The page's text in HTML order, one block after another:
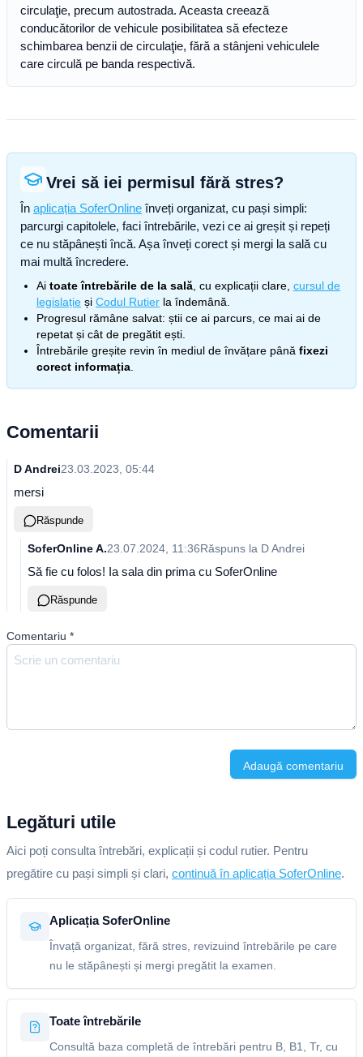
circulaţie, precum autostrada. Aceasta creează
conducătorilor de vehicule posibilitatea să efecteze
schimbarea benzii de circulaţie, fără a stânjeni vehiculele
care circulă pe banda respectivă.
Vrei să iei permisul fără stres?
În aplicația SoferOnline înveți organizat, cu pași simpli:
parcurgi capitolele, faci întrebările, vezi ce ai greșit și repeți
ce nu stăpânești încă. Așa înveți corect și mergi la sală cu
mai multă încredere.
Ai toate întrebările de la sală , cu explicații clare, cursul de
legislație și Codul Rutier la îndemână.
Progresul rămâne salvat: știi ce ai parcurs, ce mai ai de
repetat și cât de pregătit ești.
Întrebările greșite revin în mediul de învățare până fixezi
corect informația
Comentarii
D Andrei23.03.2023, 05:44
mersi
Răspunde
SoferOnline A.23.07.2024, 11:36Răspuns la D Andrei
Să fie cu folos! Ia sala din prima cu SoferOnline
Răspunde
Comentariu *
Adaugă comentariu
Legături utile
Aici poți consulta întrebări, explicații și codul rutier. Pentru
pregătire cu pași simpli și clari, continuă în aplicația SoferOnline.
Aplicația SoferOnline
Învață organizat, fără stres, revizuind întrebările pe care
nu le stăpânești și mergi pregătit la examen.
Toate întrebările
Consultă baza completă de întrebări pentru B, B1, Tr, cu